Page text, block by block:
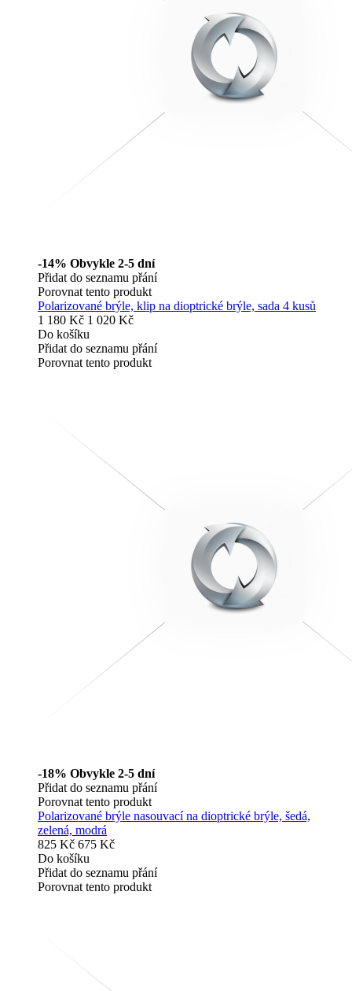
-14% Obvykle 2-5 dní
Přidat do seznamu přání
Porovnat tento produkt
Polarizované brýle, klip na dioptrické brýle, sada 4 kusů
1 180 Kč 1 020 Kč
Do košíku
Přidat do seznamu přání
Porovnat tento produkt
-18% Obvykle 2-5 dní
Přidat do seznamu přání
Porovnat tento produkt
Polarizované brýle nasouvací na dioptrické brýle, šedá,
zelená, modrá
825 Kč 675 Kč
Do košíku
Přidat do seznamu přání
Porovnat tento produkt